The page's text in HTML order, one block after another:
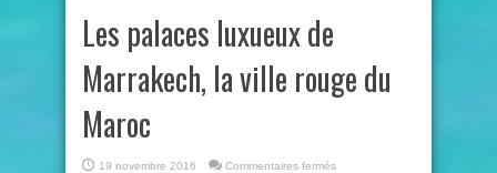
Les palaces luxueux de
Marrakech, la ville rouge du
Maroc
19 novembre 2016 Commentaires fermés